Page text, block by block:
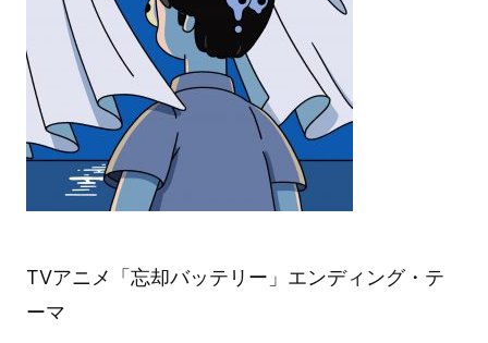
TVアニメ「忘却バッテリー」エンディング・テ
ーマ